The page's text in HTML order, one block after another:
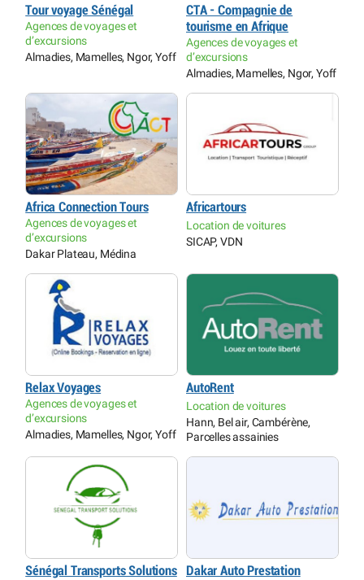
Tour voyage Sénégal
Agences de voyages et
d’excursions
Almadies, Mamelles, Ngor, Yoff
CTA - Compagnie de
tourisme en Afrique
Agences de voyages et
d’excursions
Almadies, Mamelles, Ngor, Yoff
Africa Connection Tours
Agences de voyages et
d’excursions
Dakar Plateau, Médina
Africartours
Location de voitures
SICAP, VDN
Relax Voyages
Agences de voyages et
d’excursions
Almadies, Mamelles, Ngor, Yoff
AutoRent
Location de voitures
Hann, Bel air, Cambérène,
Parcelles assainies
Sénégal Transports Solutions Dakar Auto Prestation